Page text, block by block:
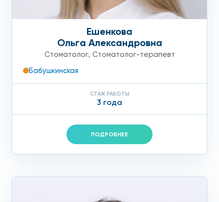
Ешенкова
Ольга Александровна
Стоматолог, Стоматолог-терапевт
Бабушкинская
СТАЖ РАБОТЫ
3 года
ПОДРОБНЕЕ